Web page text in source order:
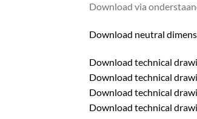
Download via
Download neutral
Download technical
Download technical
Download technical
Download technical